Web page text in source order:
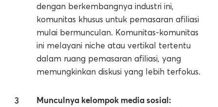
dengan berkembangnya industri ini,
komunitas khusus untuk pemasaran afiliasi
mulai bermunculan. Komunitas-komunitas
ini melayani niche atau vertikal tertentu
dalam ruang pemasaran afiliasi, yang
memungkinkan diskusi yang lebih terfokus.
Munculnya kelompok media sosial: